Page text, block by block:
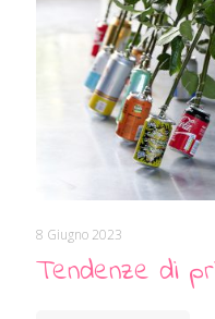
8 Giugno 2023
Tendenze di